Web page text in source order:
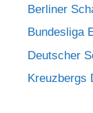
Berliner
Bundesliga
Deutscher
Kreuzbergs